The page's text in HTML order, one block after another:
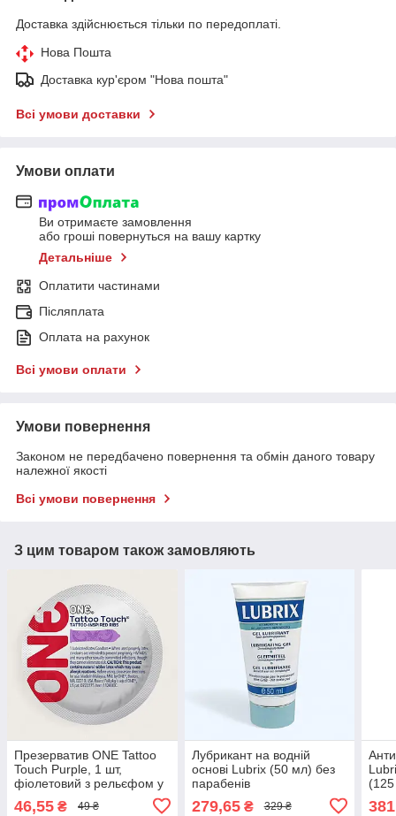
Доставка здійснюється тільки по передоплаті.
Нова Пошта
Доставка кур'єром "Нова пошта"
Всі умови доставки
Умови оплати
Ви отримаєте замовлення
або гроші повернуться на вашу картку
Детальніше
Оплатити частинами
Післяплата
Оплата на рахунок
Всі умови оплати
Умови повернення
Законом не передбачено повернення та обмін даного товару
належної якості
Всі умови повернення
З цим товаром також замовляють
Презерватив ONE Tattoo
Touch Purple, 1 шт,
фіолетовий з рельєфом у
46,55 ₴ 49 ₴
Лубрикант на водній
основі Lubrix (50 мл) без
парабенів
279,65₴ 329 ₴
(125